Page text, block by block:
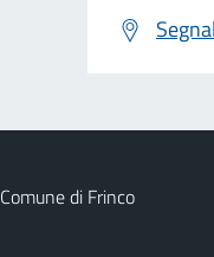
Comune di Frinco